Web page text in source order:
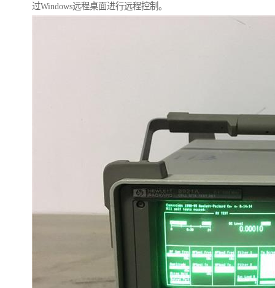
过Windows远程桌面进行远程控制。